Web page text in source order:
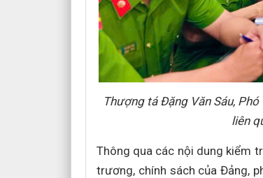
Thượng tá Đặng Văn Sáu,
liên
Thông qua các nội dung kiểm
trương, chính sách của Đảng,